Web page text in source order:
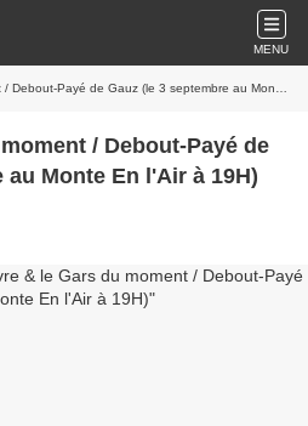
MENU
Payé de Gauz (le 3 septembre au Monte En l'Air à 19H)
/ Debout-Payé de
au Monte En l'Air à 19H)